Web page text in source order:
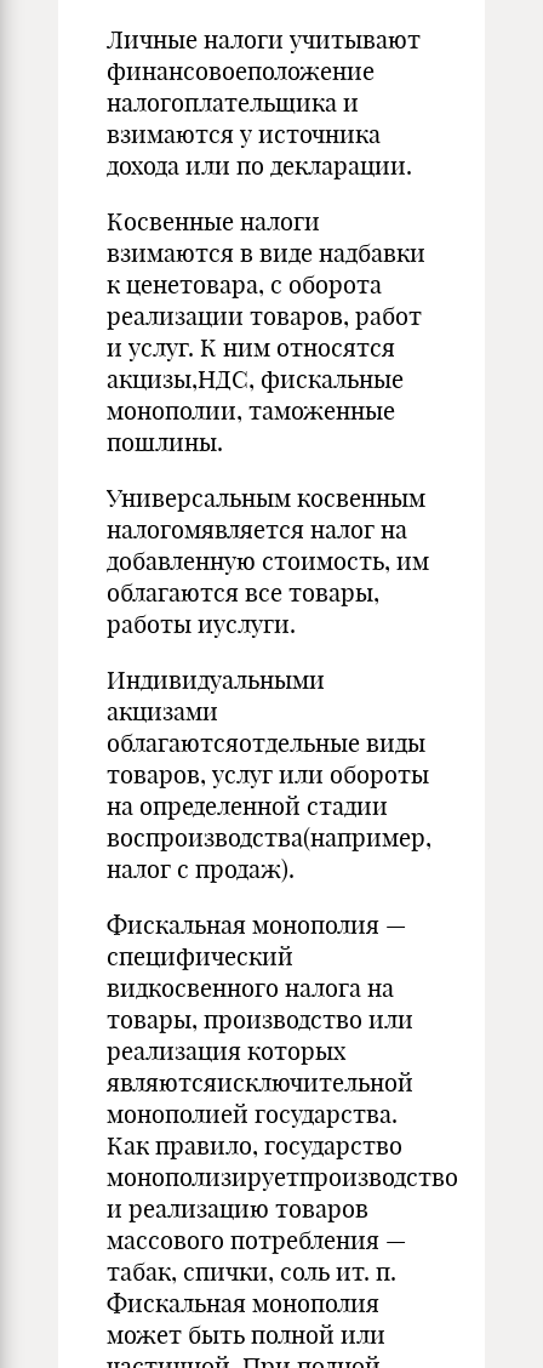
Личные налоги учитывают
финансовоеположение
налогоплательщика и
взимаются у источника
дохода или по декларации.
Косвенные налоги
взимаются в виде надбавки
к ценетовара, с оборота
реализации товаров, работ
и услуг. К ним относятся
акцизы,НДС, фискальные
монополии, таможенные
пошлины.
Универсальным косвенным
налогомявляется налог на
добавленную стоимость, им
облагаются все товары,
работы иуслуги.
Индивидуальными
акцизами
облагаютсяотдельные виды
товаров, услуг или обороты
на определенной стадии
воспроизводства(например,
налог с продаж).
Фискальная монополия —
специфический
видкосвенного налога на
товары, производство или
реализация которых
являютсяисключительной
монополией государства.
Как правило, государство
монополизируетпроизводство
и реализацию товаров
массового потребления —
табак, спички, соль ит. п.
Фискальная монополия
может быть полной или